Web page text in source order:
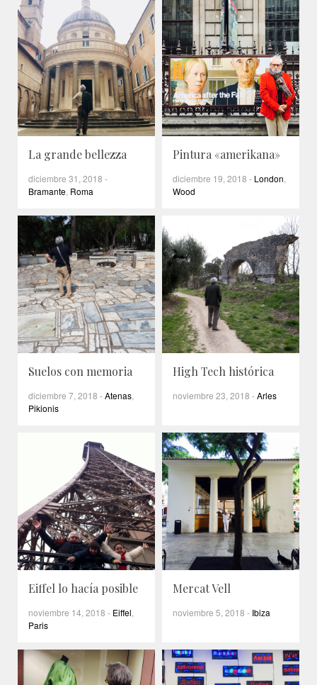
La grande bellezza
diciembre 31, 2018 -
Bramante Roma
Pintura «amerikana»
diciembre 19, 2018 - London
Wood
Suelos con memoria
diciembre 7, 2018 -Atenas
Pikionis
High Tech histórica
noviembre 23, 2018 -Arles
Eiffel lo hacía posible
noviembre 14, 2018 - Eiffel
Paris
Mercat Vell
noviembre 5, 2018 - Ibiza